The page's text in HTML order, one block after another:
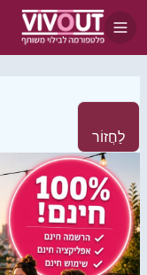
לַחֲזוֹר